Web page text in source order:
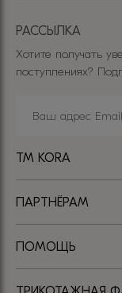
TM KORA
ПАРТНЁРАМ
ПОМОЩЬ
РАССЫЛКА
Хотите получать
поступлениях?